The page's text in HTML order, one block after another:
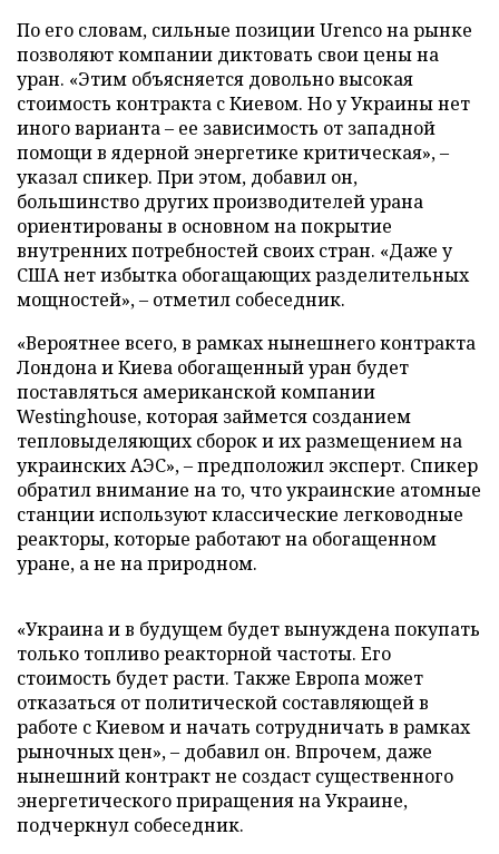
По его словам, сильные позиции Urenco на рынке
позволяют компании диктовать свои цены на
уран. «Этим объясняется довольно высокая
стоимость контракта с Киевом. Но у Украины нет
иного варианта – ее зависимость от западной
помощи в ядерной энергетике критическая», –
указал спикер. При этом, добавил он,
большинство других производителей урана
ориентированы в основном на покрытие
внутренних потребностей своих стран. «Даже у
США нет избытка обогащающих разделительных
мощностей», – отметил собеседник.
«Вероятнее всего, в рамках нынешнего контракта
Лондона и Киева обогащенный уран будет
поставляться американской компании
Westinghouse, которая займется созданием
тепловыделяющих сборок и их размещением на
украинских АЭС», – предположил эксперт. Спикер
обратил внимание на то, что украинские атомные
станции используют классические легководные
реакторы, которые работают на обогащенном
уране, а не на природном.
«Украина и в будущем будет вынуждена покупать
только топливо реакторной частоты. Его
стоимость будет расти. Также Европа может
отказаться от политической составляющей в
работе с Киевом и начать сотрудничать в рамках
рыночных цен», – добавил он. Впрочем, даже
нынешний контракт не создаст существенного
энергетического приращения на Украине,
подчеркнул собеседник.